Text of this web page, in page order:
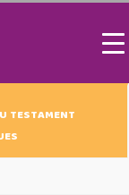
TESTAMENT